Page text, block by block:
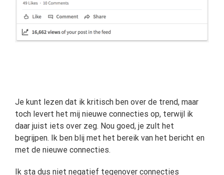
Je kunt lezen dat ik kritisch ben over de trend, maar
toch levert het mij nieuwe connecties op, terwijl ik
daar juist iets over zeg. Nou goed, je zult het
begrijpen. Ik ben blij met het bereik van het bericht en
met de nieuwe connecties.
Ik sta dus niet negatief tegenover connecties